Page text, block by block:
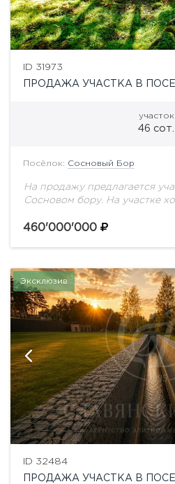
ID 31973
ПРОДАЖА УЧАСТКА В
участок
46 сот.
Посёлок: Сосновый Бор
На продажу предлагается
Сосновом бору. На участке
460'000'000
Эксклюзив
ID 32484
ПРОДАЖА УЧАСТКА В